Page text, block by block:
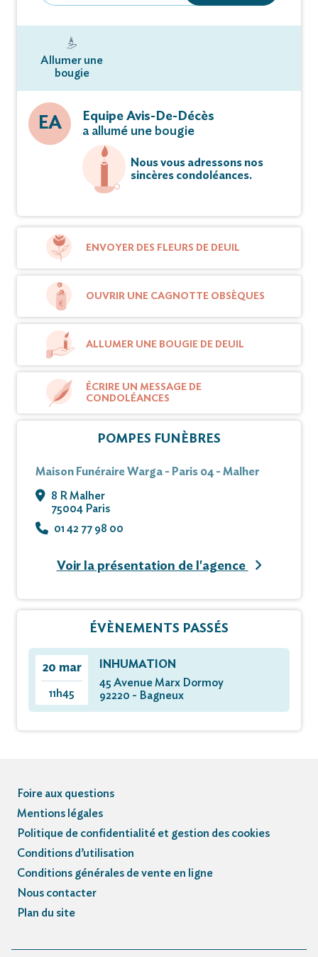
Allumer une
bougie
EA
Equipe Avis-De-Décès
a allumé une bougie
Nous vous adressons nos
sincères condoléances.
ENVOYER DES FLEURS DE DEUIL
OUVRIR UNE CAGNOTTE OBSÈQUES
ALLUMER UNE BOUGIE DE DEUIL
ÉCRIRE UN MESSAGE DE
CONDOLÉANCES
POMPES FUNÈBRES
Maison Funéraire Warga - Paris 04 - Malher
8 R Malher
75004 Paris
01 42 77 98 00
Voir la présentation de l'agence
ÉVÈNEMENTS PASSÉS
20 mar
11h45
INHUMATION
45 Avenue Marx Dormoy
92220 - Bagneux
Foire aux questions
Mentions légales
Politique de confidentialité et gestion des cookies
Conditions d’utilisation
Conditions générales de vente en ligne
Nous contacter
Plan du site